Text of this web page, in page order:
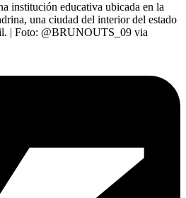
institución educativa ubicada en la
una ciudad del interior del estado
| Foto: @BRUNOUTS_09 via